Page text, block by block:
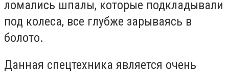
ломались шпалы, которые подкладывали
под колеса, все глубже зарываясь в
болото.
Данная спецтехника является очень